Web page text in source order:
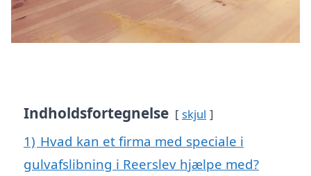
Indholdsfortegnelse skjul
1) Hvad kan et firma med speciale i
gulvafslibning i Reerslev hjælpe med?